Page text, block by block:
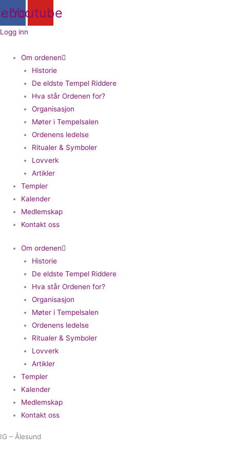
rett
til
Youtube
Logg inn
Om ordenen
Historie
De eldste Tempel Riddere
Hva står Ordenen for?
Organisasjon
Møter i Tempelsalen
Ordenens ledelse
Ritualer & Symboler
Lovverk
Artikler
Templer
Kalender
Medlemskap
Kontakt oss
Om ordenen
Historie
De eldste Tempel Riddere
Hva står Ordenen for?
Organisasjon
Møter i Tempelsalen
Ordenens ledelse
Ritualer & Symboler
Lovverk
Artikler
Templer
Kalender
Medlemskap
Kontakt oss
IG – Ålesund